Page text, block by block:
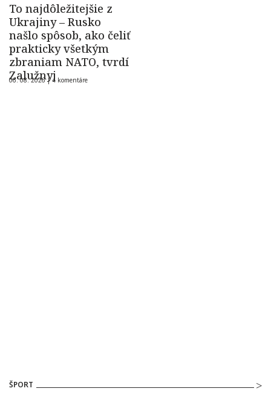
To najdôležitejšie z
Ukrajiny – Rusko
našlo spôsob, ako čeliť
prakticky všetkým
zbraniam NATO, tvrdí
Zalužnyj
06. 08. 2026 |4 komentáre
ŠPORT